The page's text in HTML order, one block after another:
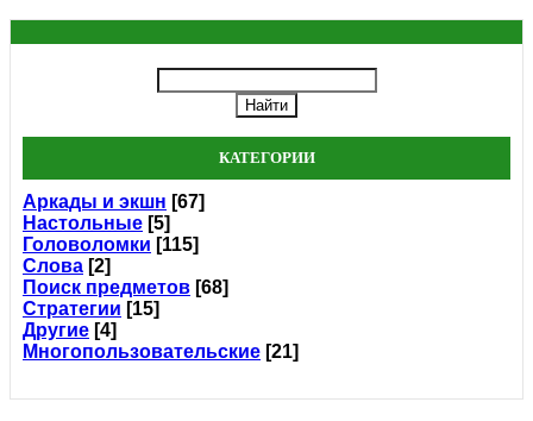
КАТЕГОРИИ
Аркады и экшн [67]
Настольные [5]
Головоломки [115]
Слова [2]
Поиск предметов [68]
Стратегии [15]
Другие [4]
Многопользовательские [21]